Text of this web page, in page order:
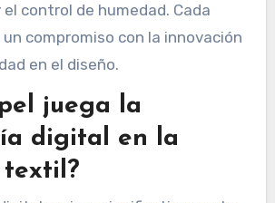
control de humedad. Cada
compromiso con la innovación
en el diseño.
juega la
digital en la
textil?